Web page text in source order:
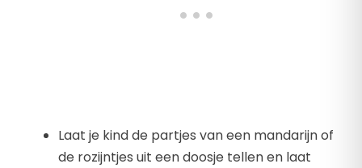
Laat je kind de partjes van een mandarijn of
de rozijntjes uit een doosje tellen en laat